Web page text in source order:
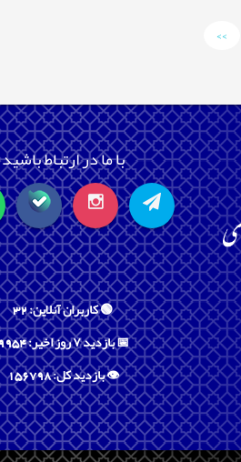
>>
با ما در ارتباط باشید
🟢 کاربران آنلاین: 32
📅 بازدید ۷ روز اخیر: 9954
👁️ بازدید کل: 156798